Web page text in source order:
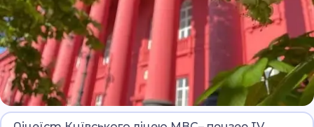
На історичному факультеті Київського